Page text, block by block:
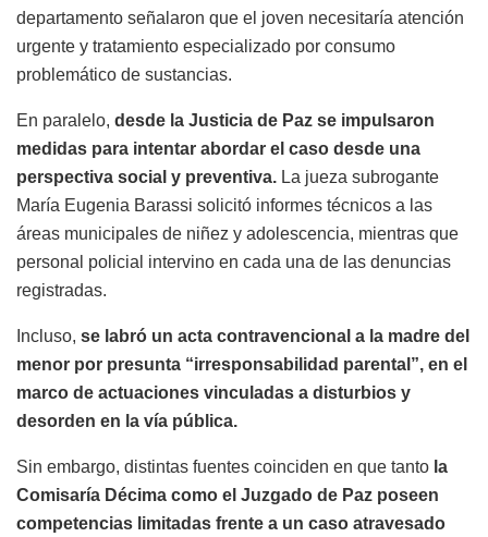
departamento señalaron que el joven necesitaría atención
urgente y tratamiento especializado por consumo
problemático de sustancias.
En paralelo, desde la Justicia de Paz se impulsaron
medidas para intentar abordar el caso desde una
perspectiva social y preventiva. La jueza subrogante
María Eugenia Barassi solicitó informes técnicos a las
áreas municipales de niñez y adolescencia, mientras que
personal policial intervino en cada una de las denuncias
registradas.
Incluso, se labró un acta contravencional a la madre del
menor por presunta “irresponsabilidad parental”, en el
marco de actuaciones vinculadas a disturbios y
desorden en la vía pública.
Sin embargo, distintas fuentes coinciden en que tanto la
Comisaría Décima como el Juzgado de Paz poseen
competencias limitadas frente a un caso atravesado